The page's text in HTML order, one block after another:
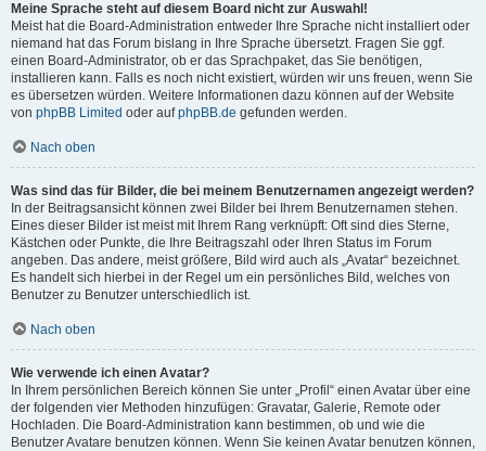
Meine Sprache steht auf diesem Board nicht zur Auswahl!
Meist hat die Board-Administration entweder Ihre Sprache nicht installiert oder
niemand hat das Forum bislang in Ihre Sprache übersetzt. Fragen Sie ggf.
einen Board-Administrator, ob er das Sprachpaket, das Sie benötigen,
installieren kann. Falls es noch nicht existiert, würden wir uns freuen, wenn Sie
es übersetzen würden. Weitere Informationen dazu können auf der Website
von phpBB Limited oder aufphpBB.de gefunden werden.
Nach oben
Was sind das für Bilder, die bei meinem Benutzernamen angezeigt werden?
In der Beitragsansicht können zwei Bilder bei Ihrem Benutzernamen stehen.
Eines dieser Bilder ist meist mit Ihrem Rang verknüpft: Oft sind dies Sterne,
Kästchen oder Punkte, die Ihre Beitragszahl oder Ihren Status im Forum
angeben. Das andere, meist größere, Bild wird auch als „Avatar“ bezeichnet.
Es handelt sich hierbei in der Regel um ein persönliches Bild, welches von
Benutzer zu Benutzer unterschiedlich ist.
Nach oben
Wie verwende ich einen Avatar?
In Ihrem persönlichen Bereich können Sie unter „Profil“ einen Avatar über eine
der folgenden vier Methoden hinzufügen: Gravatar, Galerie, Remote oder
Hochladen. Die Board-Administration kann bestimmen, ob und wie die
Benutzer Avatare benutzen können. Wenn Sie keinen Avatar benutzen können,